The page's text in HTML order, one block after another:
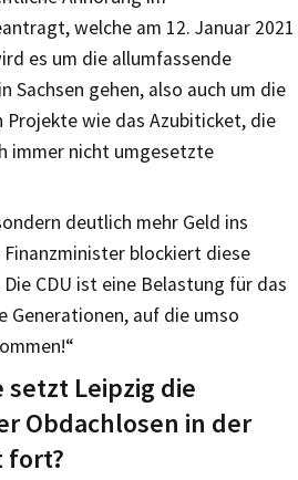
welche am 12. Januar 2021
es um die allumfassende
Sachsen gehen, also auch um die
Projekte wie das Azubiticket, die
immer nicht umgesetzte
deutlich mehr Geld ins
Finanzminister blockiert diese
CDU ist eine Belastung für das
Generationen, auf die umso
setzt Leipzig die
Obdachlosen in der
fort?